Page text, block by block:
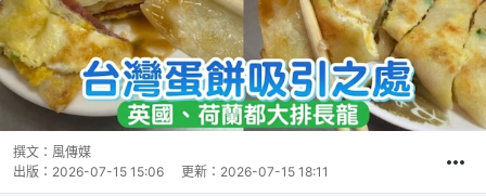
撰文： 風傳媒
出版： 2026-07-15 15:06 更新： 2026-07-15 18:11